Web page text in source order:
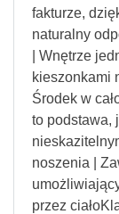
fakturze,
naturalny
| Wnętrze
kieszonkami
Środek w
to podstawa,
noszenia |
przez